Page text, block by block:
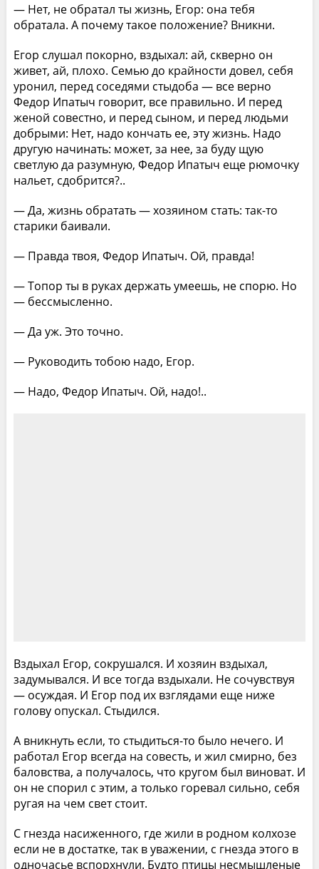
— Нет, не обратал ты жизнь, Егор: она тебя
обратала. А почему такое положение? Вникни.
Егор слушал покорно, вздыхал: ай, скверно он
живет, ай, плохо. Семью до крайности довел, себя
уронил, перед соседями стыдоба — все верно
Федор Ипатыч говорит, все правильно. И перед
женой совестно, и перед сыном, и перед людьми
добрыми: Нет, надо кончать ее, эту жизнь. Надо
другую начинать: может, за нее, за буду щую
светлую да разумную, Федор Ипатыч еще рюмочку
нальет, сдобрится?..
— Да, жизнь обратать — хозяином стать: так-то
старики баивали.
— Правда твоя, Федор Ипатыч. Ой, правда!
— Топор ты в руках держать умеешь, не спорю. Но
— бессмысленно.
— Да уж. Это точно.
— Руководить тобою надо, Егор.
— Надо, Федор Ипатыч. Ой, надо!..
Вздыхал Егор, сокрушался. И хозяин вздыхал,
задумывался. И все тогда вздыхали. Не сочувствуя
— осуждая. И Егор под их взглядами еще ниже
голову опускал. Стыдился.
А вникнуть если, то стыдиться-то было нечего. И
работал Егор всегда на совесть, и жил смирно, без
баловства, а получалось, что кругом был виноват. И
он не спорил с этим, а только горевал сильно, себя
ругая на чем свет стоит.
С гнезда насиженного, где жили в родном колхозе
если не в достатке, так в уважении, с гнезда этого в
одночасье вспорхнули. Будто птицы несмышленые